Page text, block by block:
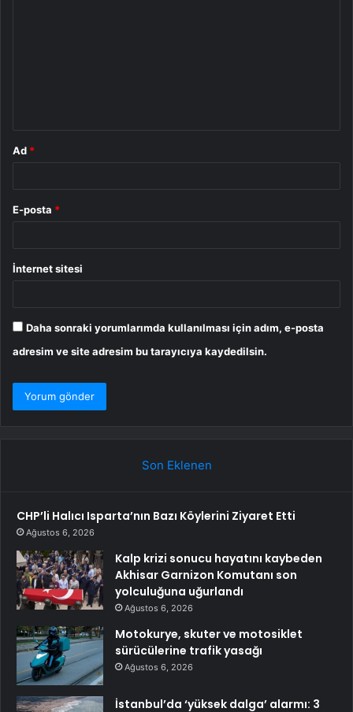
Ad *
E-posta *
İnternet sitesi
Daha sonraki yorumlarımda kullanılması için adım, e-posta
adresim ve site adresim bu tarayıcıya kaydedilsin.
Son Eklenen
CHP’li Halıcı Isparta’nın Bazı Köylerini Ziyaret Etti
Ağustos 6, 2026
Kalp krizi sonucu hayatını kaybeden
Akhisar Garnizon Komutanı son
yolculuğuna uğurlandı
Ağustos 6, 2026
Motokurye, skuter ve motosiklet
sürücülerine trafik yasağı
Ağustos 6, 2026
İstanbul’da ‘yüksek dalga’ alarmı: 3